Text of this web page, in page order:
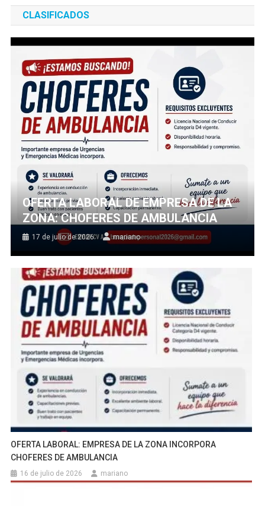
CLASIFICADOS
OFERTA LABORAL DE EMPRESA DE LA
ZONA: CHOFERES DE AMBULANCIA
17 de julio de 2026 mariano
OFERTA LABORAL: EMPRESA DE LA ZONA INCORPORA
CHOFERES DE AMBULANCIA
16 de julio de 2026 mariano